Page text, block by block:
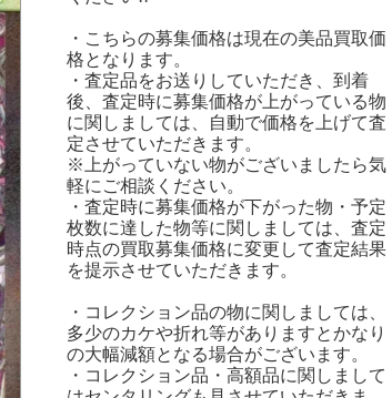
・こちらの募集価格は現在の美品買取価
格となります。
・査定品をお送りしていただき、到着
後、査定時に募集価格が上がっている物
に関しましては、自動で価格を上げて査
定させていただきます。
※上がっていない物がございましたら気
軽にご相談ください。
・査定時に募集価格が下がった物・予定
枚数に達した物等に関しましては、査定
時点の買取募集価格に変更して査定結果
を提示させていただきます。
・コレクション品の物に関しましては、
多少のカケや折れ等がありますとかなり
の大幅減額となる場合がございます。
・コレクション品・高額品に関しまして